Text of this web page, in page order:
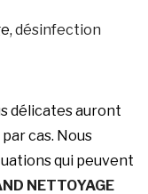
désinfection
délicates auront
cas. Nous
qui peuvent
NETTOYAGE